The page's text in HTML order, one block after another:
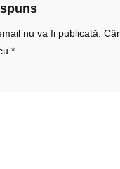
nu va fi publicată.
*